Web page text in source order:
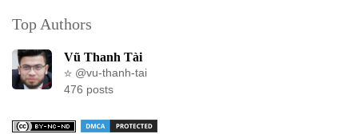
Top Authors
Vũ Thanh Tài
@vu-thanh-tai
476 posts